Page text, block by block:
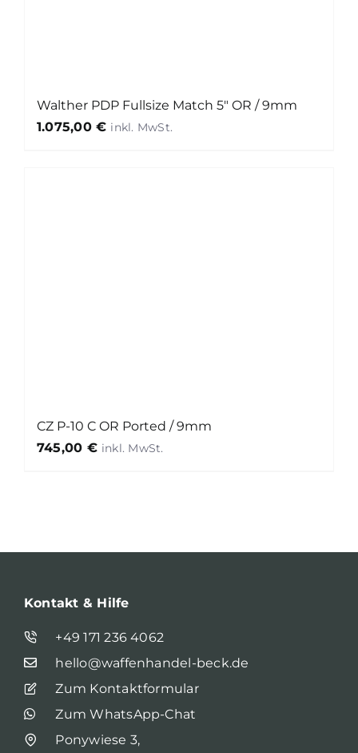
Walther PDP Fullsize Match 5″ OR / 9mm
1.075,00€
CZ P-10 C OR Ported / 9mm
745,00 €
Kontakt & Hilfe
+49 171 236 4062
hello@waffenhandel-beck.de
Zum Kontaktformular
Zum WhatsApp-Chat
Ponywiese 3,